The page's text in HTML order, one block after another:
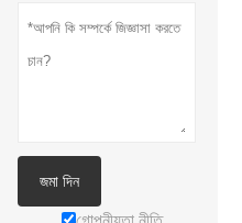
জমা দিন